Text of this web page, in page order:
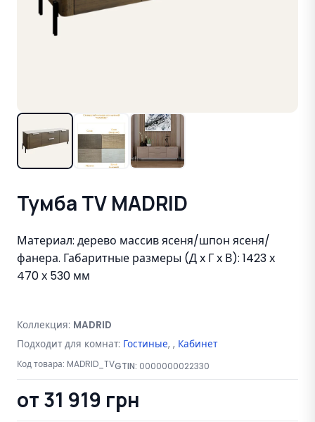
Тумба TV MADRID
Материал: дерево массив ясеня/шпон ясеня/
фанера. Габаритные размеры (Д х Г х В): 1423 х
470 х 530 мм
Коллекция: MADRID
Подходит для комнат: Гостиные , Кабинет
Код товара: MADRID_TVGTIN: 0000000022330
от 31 919 грн